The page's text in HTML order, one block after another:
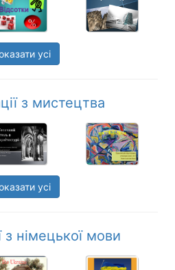
усі
з мистецтва
усі
з німецької мови